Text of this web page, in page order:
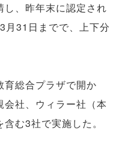
し、昨年末に認定され
月31日までで、上下分
総合プラザで開か
社、ウィラー社（本
む3社で実施した。